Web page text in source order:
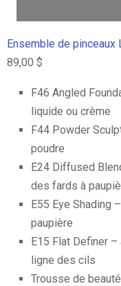
Ensemble de pinceaux
89,00 $
F46 Angled
liquide ou crème
F44 Powder
poudre
E24 Diffused
des fards à
E55 Eye Shading
paupière
E15 Flat Definer
ligne des cils
Trousse de beauté